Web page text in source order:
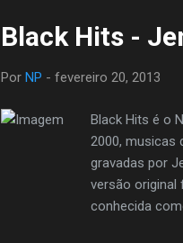
Black Hits -
Por NP - fevereiro 20, 2013
Black Hits é o
2000, musicas
gravadas por
versão original
conhecida